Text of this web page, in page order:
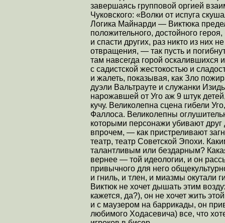
завершаясь групповой оргией
Чуковского: «Волки от испуга
Логика Майнарди — Виктюка
положительного, достойного
и спасти других, раз никто из них
отвращения, — так пусть и
там навсегда горой оскалившихся
с садистской жестокостью и
и жалеть, показывая, как Зло
дуэли Вальтрауте и служанки
нарожавшей от Уго аж 9 штук
кучу. Великолепна сцена гибели
Фаллоса. Великолепны
которыми персонажи убивают друг
впрочем, — как пристреливают
театр, театр Советской Эпохи.
талантливым или бездарным?
вернее — той идеологии, и он
привычного для него
и гниль, и тлен, и миазмы окутали
Виктюк не хочет дышать этим
кажется, да?), он не хочет жить
и с маузером на баррикады, он
любимого Ходасевича) все, что